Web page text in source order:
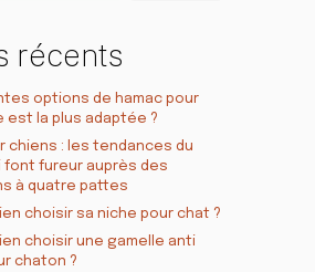
récents
options de hamac pour
est la plus adaptée ?
chiens : les tendances du
font fureur auprès des
à quatre pattes
choisir sa niche pour chat ?
choisir une gamelle anti
chaton ?